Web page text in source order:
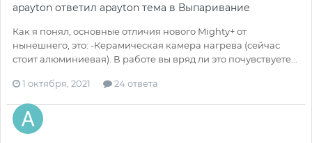
apayton ответил apayton тема в Выпаривание
Как я понял, основные отличия нового Mighty+ от
нынешнего, это: -Керамическая камера нагрева (сейчас
стоит алюминиевая). В работе вы вряд ли это почувствуете...
1 октября, 2021 24 ответа